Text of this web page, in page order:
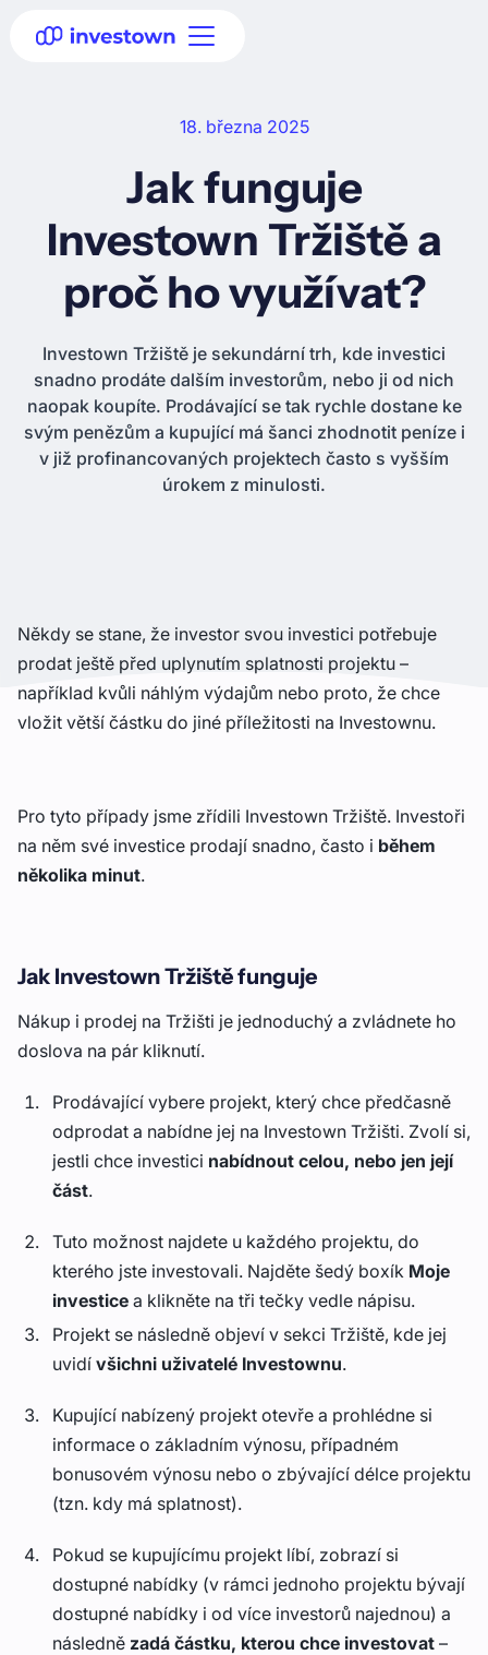
18. března 2025
Jak funguje
Investown Tržiště a
proč ho využívat?
Investown Tržiště je sekundární trh, kde investici
snadno prodáte dalším investorům, nebo ji od nich
naopak koupíte. Prodávající se tak rychle dostane ke
svým penězům a kupující má šanci zhodnotit peníze i
v již profinancovaných projektech často s vyšším
úrokem z minulosti.
Někdy se stane, že investor svou investici potřebuje
prodat ještě před uplynutím splatnosti projektu –
například kvůli náhlým výdajům nebo proto, že chce
vložit větší částku do jiné příležitosti na Investownu.
Pro tyto případy jsme zřídili Investown Tržiště. Investoři
na něm své investice prodají snadno, často i během
několika minut.
Jak Investown Tržiště funguje
Nákup i prodej na Tržišti je jednoduchý a zvládnete ho
doslova na pár kliknutí.
Prodávající vybere projekt, který chce předčasně
odprodat a nabídne jej na Investown Tržišti. Zvolí si,
jestli chce investici nabídnout celou, nebo jen její
část.
Tuto možnost najdete u každého projektu, do
kterého jste investovali. Najděte šedý boxík Moje
investice a klikněte na tři tečky vedle nápisu.
Projekt se následně objeví v sekci Tržiště, kde jej
uvidí všichni uživatelé Investownu.
Kupující nabízený projekt otevře a prohlédne si
informace o základním výnosu, případném
bonusovém výnosu nebo o zbývající délce projektu
(tzn. kdy má splatnost).
Pokud se kupujícímu projekt líbí, zobrazí si
dostupné nabídky (v rámci jednoho projektu bývají
dostupné nabídky i od více investorů najednou) a
následně zadá částku, kterou chce investovat –